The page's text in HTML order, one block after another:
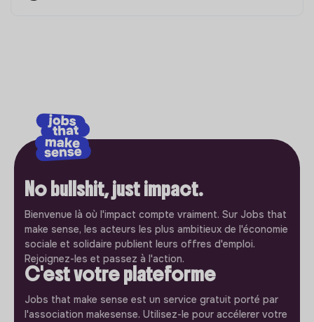
No bullshit, just impact.
Bienvenue là où l'impact compte vraiment. Sur Jobs that
make sense, les acteurs les plus ambitieux de l'économie
sociale et solidaire publient leurs offres d'emploi.
Rejoignez-les et passez à l'action.
C'est votre plateforme
Jobs that make sense est un service gratuit porté par
l'association makesense. Utilisez-le pour accélerer votre